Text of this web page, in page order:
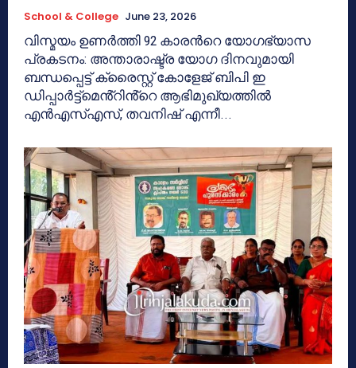
School & College June 23, 2026
വിസ്മയം ഉണർത്തി 92 കാരൻറെ യോഗഭ്യാസ
പ്രകടനം: അന്താരാഷ്ട്ര യോഗ ദിനവുമായി
ബന്ധപ്പെട്ട് ക്രൈസ്റ്റ് കോളേജ് ബിപി ഇ
ഡിപ്പാർട്ട്മെൻ്റിൻ്റെ ആഭിമുഖ്യത്തിൽ
എൻഎസ്എസ്, തവനിഷ് എന്നീ...